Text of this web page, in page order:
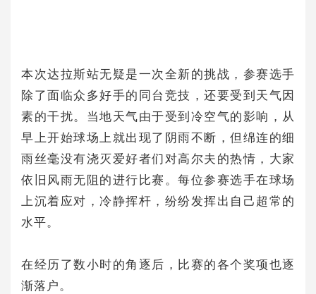
本次达拉斯站无疑是一次全新的挑战，参赛选手
除了面临众多好手的同台竞技，还要受到天气因
素的干扰。当地天气由于受到冷空气的影响，从
早上开始球场上就出现了阴雨不断，但绵连的细
雨丝毫没有浇灭爱好者们对高尔夫的热情，大家
依旧风雨无阻的进行比赛。每位参赛选手在球场
上沉着应对，冷静挥杆，纷纷发挥出自己超常的
水平。
在经历了数小时的角逐后，比赛的各个奖项也逐
渐落户。